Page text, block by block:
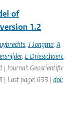
of
1.2
, J Jongma, A
, E Driesschaert,
| Journal: Geoscientific
| Last page: 633 | doi: